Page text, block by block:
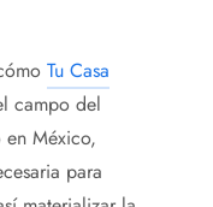
Tu Casa
campo del
México,
para